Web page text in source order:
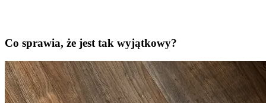
Co sprawia, że jest tak wyjątkowy?